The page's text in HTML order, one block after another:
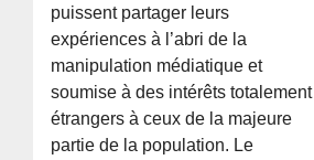
puissent partager leurs
expériences à l’abri de la
manipulation médiatique et
soumise à des intérêts totalement
étrangers à ceux de la majeure
partie de la population. Le